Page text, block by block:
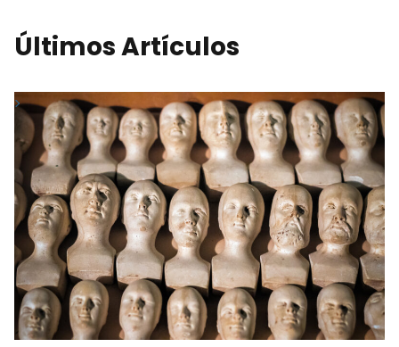
Últimos Artículos